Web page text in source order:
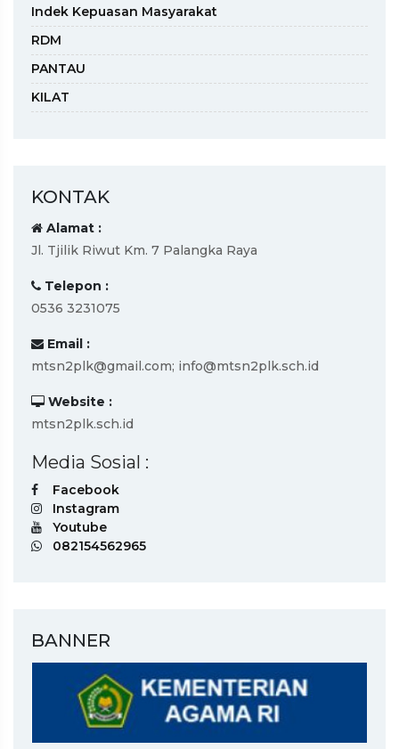
Indek Kepuasan Masyarakat
RDM
PANTAU
KILAT
KONTAK
Alamat :
Jl. Tjilik Riwut Km. 7 Palangka Raya
Telepon :
0536 3231075
Email :
mtsn2plk@gmail.com; info@mtsn2plk.sch.id
Website :
mtsn2plk.sch.id
Media Sosial :
Facebook
Instagram
Youtube
082154562965
BANNER